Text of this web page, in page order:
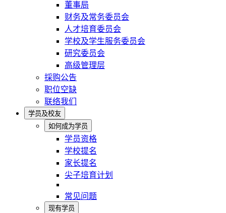
董事局
财务及常务委员会
人才培育委员会
学校及学生服务委员会
研究委员会
高级管理层
採购公告
职位空缺
联络我们
学员及校友
如何成为学员
学员资格
学校提名
家长提名
尖子培育计划
常见问题
现有学员